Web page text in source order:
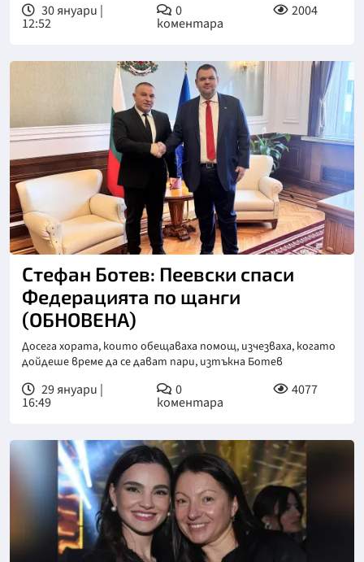
30 януари |
12:52
0
коментара
2004
Стефан Ботев: Пеевски спаси
Федерацията по щанги
(ОБНОВЕНА)
Досега хората, които обещаваха помощ, изчезваха, когато
дойдеше време да се дават пари, изтъкна Ботев
29 януари |
16:49
0
коментара
4077